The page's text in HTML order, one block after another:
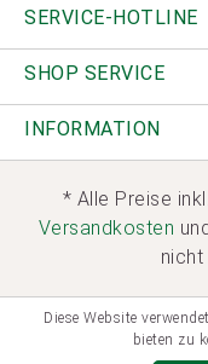
SERVICE-HOTLINE
SHOP SERVICE
INFORMATION
* Alle Preise
Versandkosten
Diese Website
bieten zu